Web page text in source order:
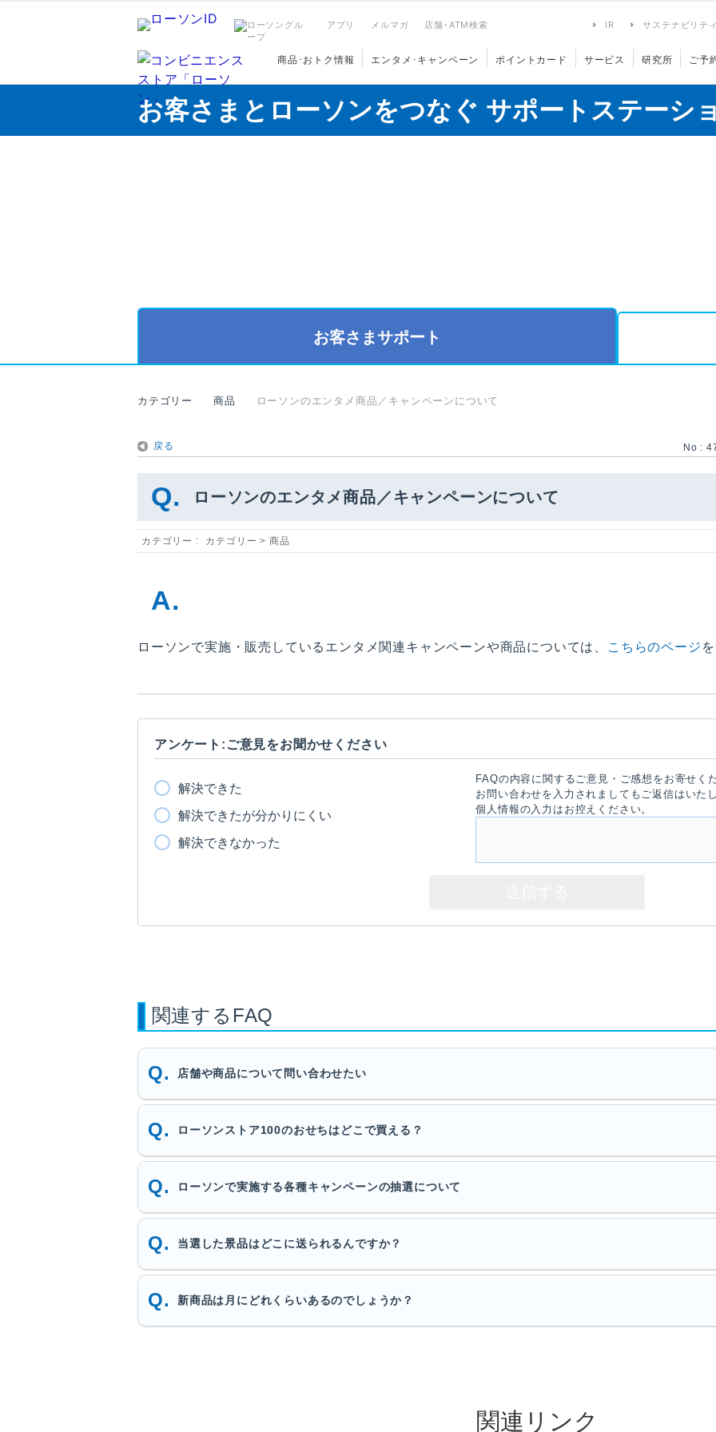
アプリ メルマガ 店舗･ATM検索 IR サステナビリティ
商品･おトク情報 エンタメ･キャンペーン ポイントカード サービス 研究所 ご予
お客さまとローソンをつなぐ サポートステーシ
お客さまサポート
カテゴリー 商品 ローソンのエンタメ商品／キャンペーンについて
戻る No :
ローソンのエンタメ商品／キャンペーンについて
カテゴリー : カテゴリー > 商品
ローソンで実施・販売しているエンタメ関連キャンペーンや商品については、 こちらのページ
アンケート:ご意見をお聞かせください
解決できた
解決できたが分かりにくい
解決できなかった
FAQの内容に関するご意見・ご感想をお寄せく
お問い合わせを入力されましてもご返信はいた
個人情報の入力はお控えください。
関連するFAQ
店舗や商品について問い合わせたい
ローソンストア100のおせちはどこで買える？
ローソンで実施する各種キャンペーンの抽選について
当選した景品はどこに送られるんですか？
新商品は月にどれくらいあるのでしょうか？
関連リンク